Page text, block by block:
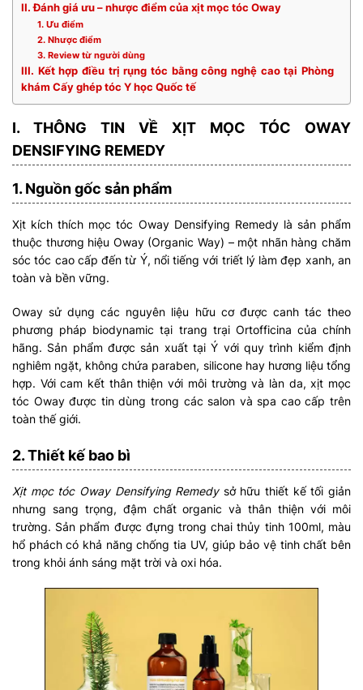
II. Đánh giá ưu – nhược điểm của xịt mọc tóc Oway
1. Ưu điểm
2. Nhược điểm
3. Review từ người dùng
III. Kết hợp điều trị rụng tóc bằng công nghệ cao tại Phòng
khám Cấy ghép tóc Y học Quốc tế
I. THÔNG TIN VỀ XỊT MỌC TÓC OWAY
DENSIFYING REMEDY
1. Nguồn gốc sản phẩm
Xịt kích thích mọc tóc Oway Densifying Remedy là sản phẩm
thuộc thương hiệu Oway (Organic Way) – một nhãn hàng chăm
sóc tóc cao cấp đến từ Ý, nổi tiếng với triết lý làm đẹp xanh, an
toàn và bền vững.
Oway sử dụng các nguyên liệu hữu cơ được canh tác theo
phương pháp biodynamic tại trang trại Ortofficina của chính
hãng. Sản phẩm được sản xuất tại Ý với quy trình kiểm định
nghiêm ngặt, không chứa paraben, silicone hay hương liệu tổng
hợp. Với cam kết thân thiện với môi trường và làn da, xịt mọc
tóc Oway được tin dùng trong các salon và spa cao cấp trên
toàn thế giới.
2. Thiết kế bao bì
Xịt mọc tóc Oway Densifying Remedysở hữu thiết kế tối giản
nhưng sang trọng, đậm chất organic và thân thiện với môi
trường. Sản phẩm được đựng trong chai thủy tinh 100ml, màu
hổ phách có khả năng chống tia UV, giúp bảo vệ tinh chất bên
trong khỏi ánh sáng mặt trời và oxi hóa.